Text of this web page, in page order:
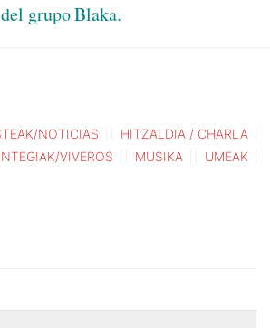
grupo Blaka.
NOTICIAS
HITZALDIA / CHARLA
VIVEROS
MUSIKA UMEAK